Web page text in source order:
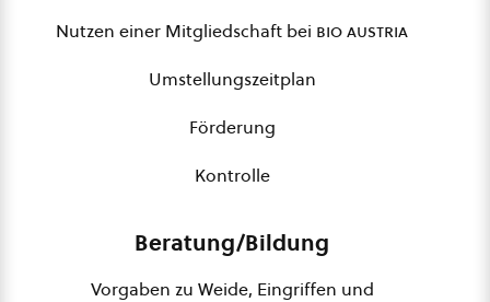
Nutzen einer Mitgliedschaft bei bio austria
Umstellungszeitplan
Förderung
Kontrolle
Beratung/Bildung
Vorgaben zu Weide, Eingriffen und